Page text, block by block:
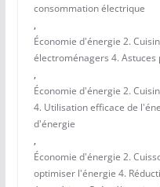
consommation électrique
,
Économie d'énergie 2.
électroménagers 4.
,
Économie d'énergie 2.
4. Utilisation efficace de
d'énergie
,
Économie d'énergie 2.
optimiser l'énergie 4.